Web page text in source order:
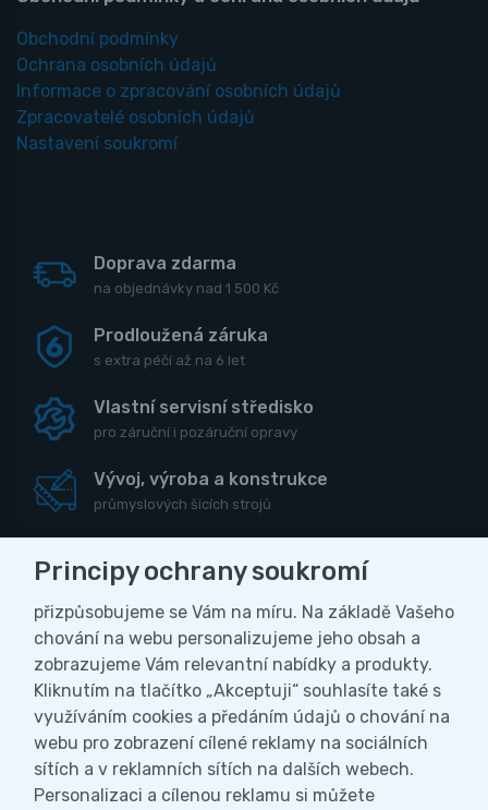
Vážení zákazníci, z důvodu čerpání
celozávodní dovolené bude naše firma ve
dnech od 27.7. do 9.8.2026 uzavřena. V
tomto období nebudeme vyřizovat ani
odesílat objednávky. Všechny objednávky
Obchodní podmínky
Ochrana osobních údajů
Informace o zpracování osobních údajů
Zpracovatelé osobních údajů
Nastavení soukromí
Doprava zdarma
na objednávky nad 1 500 Kč
Prodloužená záruka
s extra péčí až na 6 let
Vlastní servisní středisko
pro záruční i pozáruční opravy
Vývoj, výroba a konstrukce
průmyslových šicích strojů
CZK
Obchodní podmínky
Ochrana osobních údajů
Nastavení soukromí
Principy ochrany soukromí
přizpůsobujeme se Vám na míru. Na základě Vašeho
chování na webu personalizujeme jeho obsah a
zobrazujeme Vám relevantní nabídky a produkty.
Kliknutím na tlačítko „Akceptuji“ souhlasíte také s
využíváním cookies a předáním údajů o chování na
webu pro zobrazení cílené reklamy na sociálních
sítích a v reklamních sítích na dalších webech.
Personalizaci a cílenou reklamu si můžete